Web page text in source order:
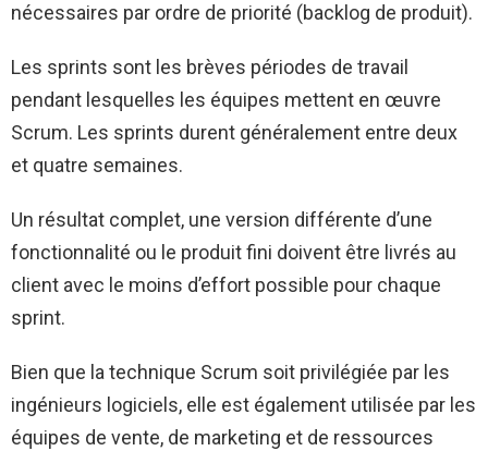
nécessaires par ordre de priorité (backlog de produit).
Les sprints sont les brèves périodes de travail
pendant lesquelles les équipes mettent en œuvre
Scrum. Les sprints durent généralement entre deux
et quatre semaines.
Un résultat complet, une version différente d’une
fonctionnalité ou le produit fini doivent être livrés au
client avec le moins d’effort possible pour chaque
sprint.
Bien que la technique Scrum soit privilégiée par les
ingénieurs logiciels, elle est également utilisée par les
équipes de vente, de marketing et de ressources